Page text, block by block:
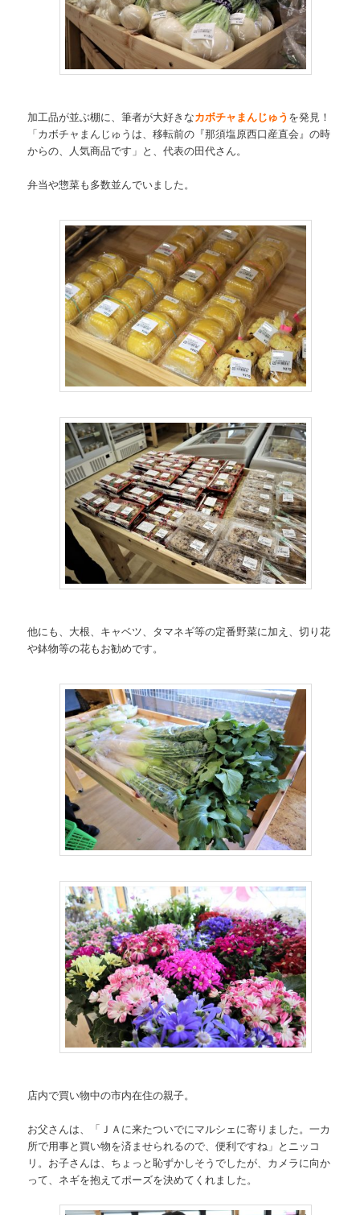
加工品が並ぶ棚に、筆者が大好きなカボチャまんじゅう を発見！
「カボチャまんじゅうは、移転前の『那須塩原西口産直会』の時
からの、人気商品です」と、代表の田代さん。
弁当や惣菜も多数並んでいました。
他にも、大根、キャベツ、タマネギ等の定番野菜に加え、切り花
や鉢物等の花もお勧めです。
店内で買い物中の市内在住の親子。
お父さんは、「ＪＡに来たついでにマルシェに寄りました。一カ
所で用事と買い物を済ませられるので、便利ですね」とニッコ
リ。お子さんは、ちょっと恥ずかしそうでしたが、カメラに向か
って、ネギを抱えてポーズを決めてくれました。